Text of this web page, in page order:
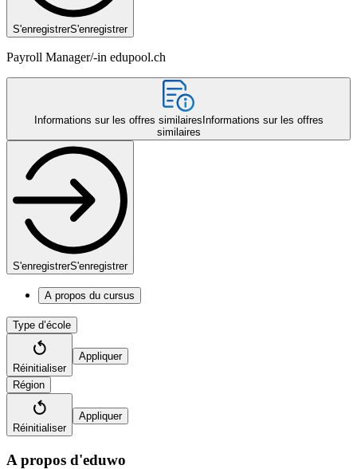
S'enregistrerS'enregistrer
Payroll Manager/-in edupool.ch
Informations sur les offres similaires Informations sur les offres
similaires
S'enregistrerS'enregistrer
A propos du cursus
Type d’école
Réinitialiser
Appliquer
Région
Réinitialiser
Appliquer
A propos d'eduwo